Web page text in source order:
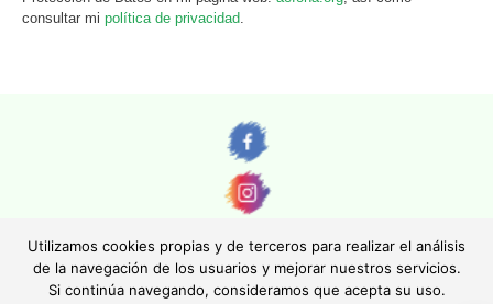
consultar mi política de privacidad.
© AEFONA 2011- 2026 | Todas las imágenes y textos son propiedad de sus
Utilizamos cookies propias y de terceros para realizar el análisis
de la navegación de los usuarios y mejorar nuestros servicios.
Si continúa navegando, consideramos que acepta su uso.